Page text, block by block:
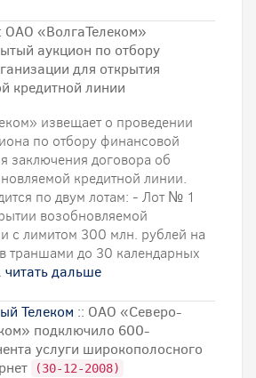
ОАО «ВолгаТелеком»
аукцион по отбору
для открытия
кредитной линии
извещает о проведении
по отбору финансовой
заключения договора об
кредитной линии.
по двум лотам: - Лот № 1
возобновляемой
с лимитом 300 млн. рублей на
траншами до 30 календарных
читать дальше
Телеком :: ОАО «Северо-
подключило 600-
услуги широкополосного
(30-12-2008)